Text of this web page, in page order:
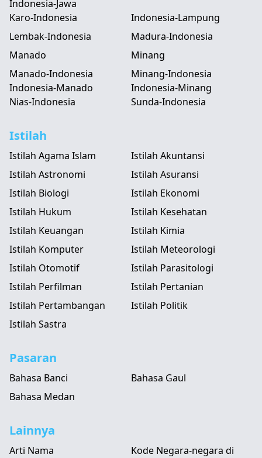
Indonesia-Jawa
Karo-Indonesia
Indonesia-Lampung
Lembak-Indonesia
Madura-Indonesia
Manado
Manado-Indonesia
Indonesia-Manado
Minang
Minang-Indonesia
Indonesia-Minang
Nias-Indonesia
Sunda-Indonesia
Istilah
Istilah Agama Islam
Istilah Akuntansi
Istilah Astronomi
Istilah Asuransi
Istilah Biologi
Istilah Ekonomi
Istilah Hukum
Istilah Kesehatan
Istilah Keuangan
Istilah Kimia
Istilah Komputer
Istilah Meteorologi
Istilah Otomotif
Istilah Parasitologi
Istilah Perfilman
Istilah Pertanian
Istilah Pertambangan
Istilah Politik
Istilah Sastra
Pasaran
Bahasa Banci
Bahasa Gaul
Bahasa Medan
Lainnya
Arti Nama Kode Negara-negara di